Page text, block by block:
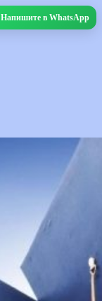
Напишите в WhatsApp